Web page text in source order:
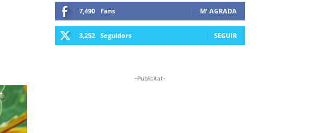
7,490 Fans M' AGRADA
3,252 Seguidors SEGUIR
-Publicitat-